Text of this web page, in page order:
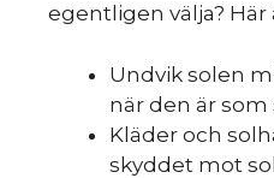
egentligen välja? Här
Undvik solen
när den är som
Kläder och
skyddet mot